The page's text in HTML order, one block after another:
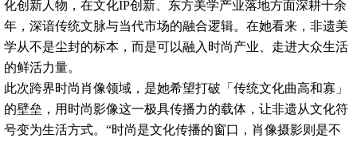
化创新人物，在文化IP创新、东方美学产业落地方面深耕十余
年，深谙传统文脉与当代市场的融合逻辑。在她看来，非遗美
学从不是尘封的标本，而是可以融入时尚产业、走进大众生活
的鲜活力量。
此次跨界时尚肖像领域，是她希望打破「传统文化曲高和寡」
的壁垒，用时尚影像这一极具传播力的载体，让非遗从文化符
号变为生活方式。“时尚是文化传播的窗口，肖像摄影则是不